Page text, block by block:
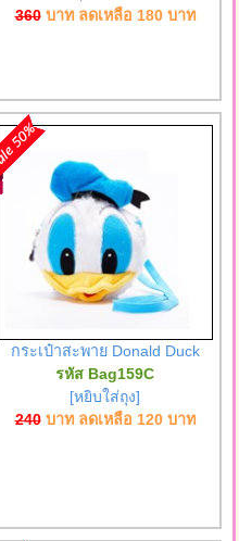
360บาท ลดเหลือ 180บาท
กระเป๋าสะพาย Donald Duck
รหัส Bag159C
[หยิบใส่ถุง]
240บาท ลดเหลือ 120บาท